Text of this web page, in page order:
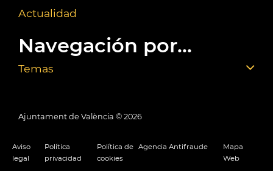
Actualidad
Navegación por...
Temas
Ajuntament de València © 2026
Aviso
legal
Política
privacidad
Política de
cookies
Agencia Antifraude
Mapa
Web